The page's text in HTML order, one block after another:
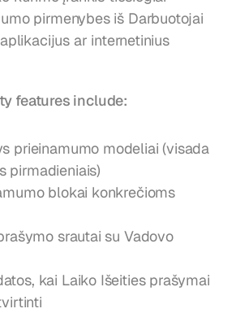
pirmenybes iš Darbuotojai
ar internetinius
features include:
prieinamumo modeliai (visada
pirmadieniais)
blokai konkrečioms
srautai su Vadovo
kai Laiko Išeities prašymai